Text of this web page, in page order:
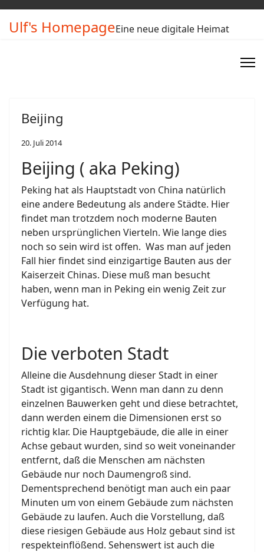
Ulf's HomepageEine neue digitale Heimat
Beijing
20. Juli 2014
Beijing ( aka Peking)
Peking hat als Hauptstadt von China natürlich
eine andere Bedeutung als andere Städte. Hier
findet man trotzdem noch moderne Bauten
neben ursprünglichen Vierteln. Wie lange dies
noch so sein wird ist offen. Was man auf jeden
Fall hier findet sind einzigartige Bauten aus der
Kaiserzeit Chinas. Diese muß man besucht
haben, wenn man in Peking ein wenig Zeit zur
Verfügung hat.
Die verboten Stadt
Alleine die Ausdehnung dieser Stadt in einer
Stadt ist gigantisch. Wenn man dann zu denn
einzelnen Bauwerken geht und diese betrachtet,
dann werden einem die Dimensionen erst so
richtig klar. Die Hauptgebäude, die alle in einer
Achse gebaut wurden, sind so weit voneinander
entfernt, daß die Menschen am nächsten
Gebäude nur noch Daumengroß sind.
Dementsprechend benötigt man auch ein paar
Minuten um von einem Gebäude zum nächsten
Gebäude zu laufen. Auch die Vorstellung, daß
diese riesigen Gebäude aus Holz gebaut sind ist
respekteinflößend. Sehenswert ist auch die